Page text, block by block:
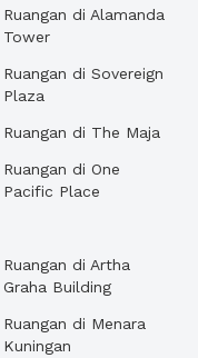
Ruangan di Alamanda
Tower
Ruangan di Sovereign
Plaza
Ruangan di The Maja
Ruangan di One
Pacific Place
Ruangan di Artha
Graha Building
Ruangan di Menara
Kuningan